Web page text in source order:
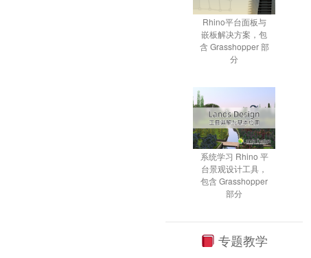
Rhino平台面板与
嵌板解决方案，包
含 Grasshopper 部
分
系统学习 Rhino 平
台景观设计工具，
包含 Grasshopper
部分
专题教学